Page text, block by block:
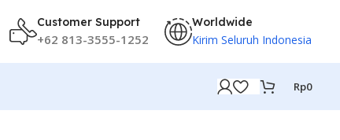
Customer Support
+62 813-3555-1252
Worldwide
Kirim Seluruh Indonesia
Rp0